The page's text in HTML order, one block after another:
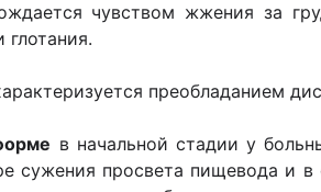
чувством жжения за
преобладанием
в начальной стадии у
сужения просвета пищевода и